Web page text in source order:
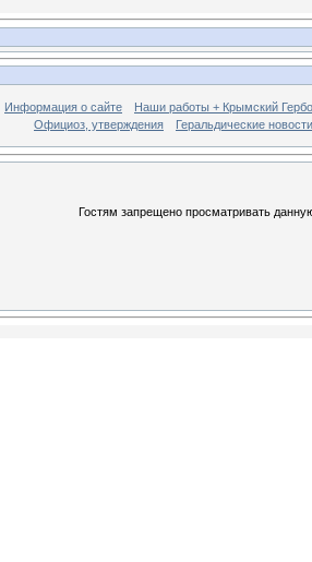
Информация о сайте
Наши работы + Крымский
Официоз, утверждения
Геральдические новости
Гостям запрещено просматривать